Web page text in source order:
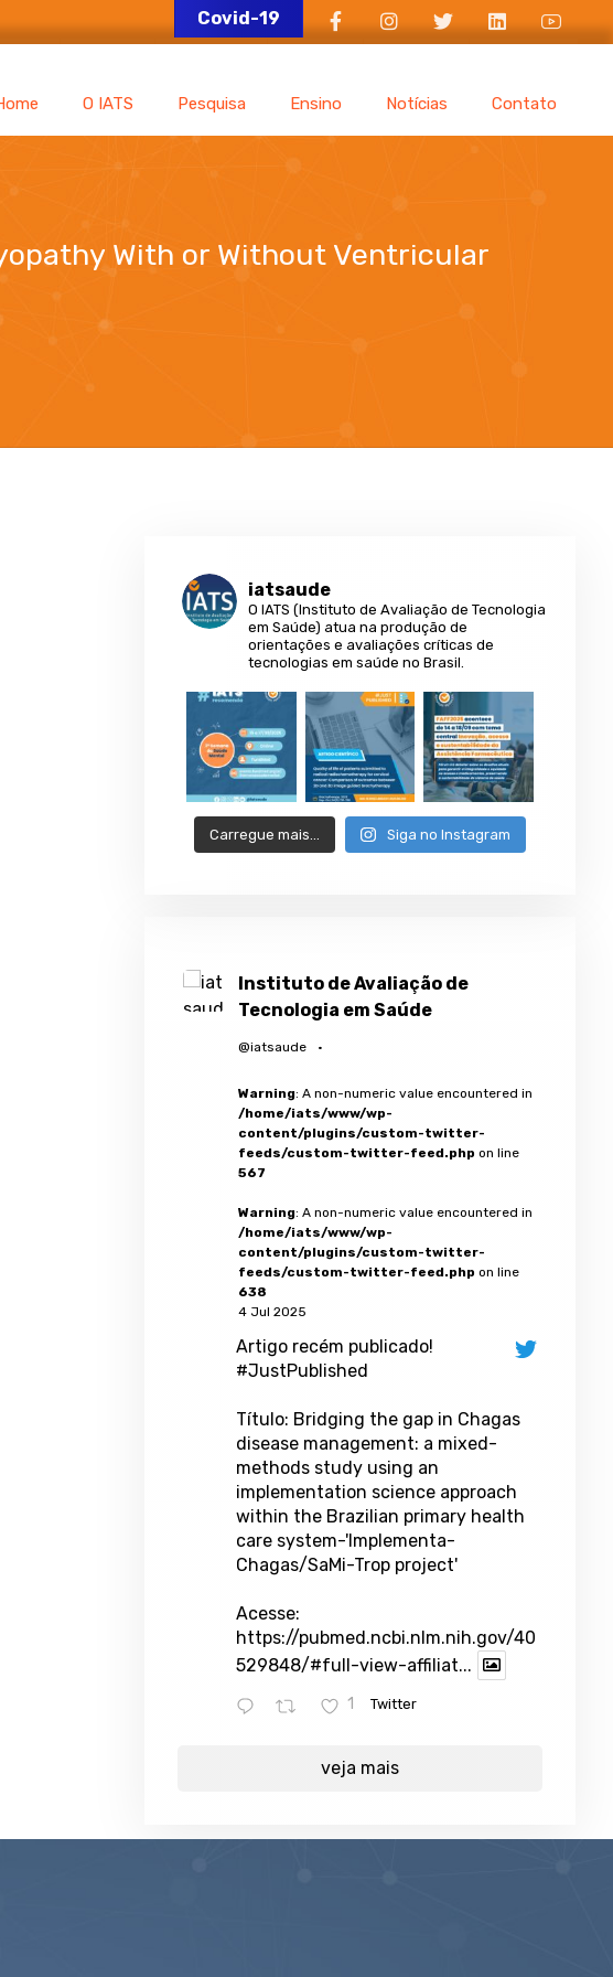
Covid-19
O IATS Pesquisa Ensino Notícias Contato
With or Without Ventricular
iatsaude
O IATS (Instituto de Avaliação de Tecnologia
em Saúde) atua na produção de
orientações e avaliações críticas de
tecnologias em saúde no Brasil.
Carregue mais… Siga no Instagram
Instituto de Avaliação de
Tecnologia em Saúde
@iatsaude ·
Warning: A non-numeric value encountered in
/home/iats/www/wp-
content/plugins/custom-twitter-
feeds/custom-twitter-feed.php on line
567
Warning: A non-numeric value encountered in
/home/iats/www/wp-
content/plugins/custom-twitter-
feeds/custom-twitter-feed.php on line
638
4 Jul 2025
Artigo recém publicado!
#JustPublished
Título: Bridging the gap in Chagas
disease management: a mixed-
methods study using an
implementation science approach
within the Brazilian primary health
care system-'Implementa-
Chagas/SaMi-Trop project'
Acesse:
https://pubmed.ncbi.nlm.nih.gov/40
529848/#full-view-affiliat...
1 Twitter
veja mais